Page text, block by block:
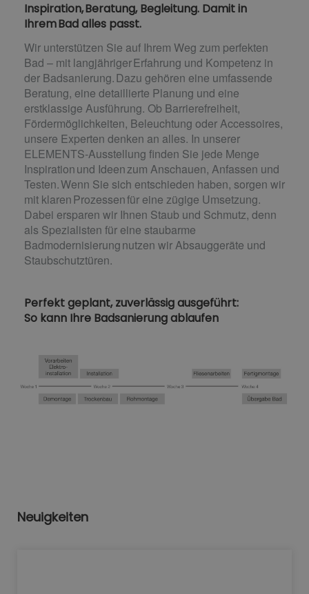
Inspiration, Beratung, Begleitung. Damit in
Ihrem Bad alles passt.
Wir unterstützen Sie auf Ihrem Weg zum perfekten
Bad – mit langjähriger Erfahrung und Kompetenz in
der Badsanierung. Dazu gehören eine umfassende
Beratung, eine detaillierte Planung und eine
erstklassige Ausführung. Ob Barrierefreiheit,
Fördermöglichkeiten, Beleuchtung oder Accessoires,
unsere Experten denken an alles. In unserer
ELEMENTS-Ausstellung finden Sie jede Menge
Inspiration und Ideen zum Anschauen, Anfassen und
Testen. Wenn Sie sich entschieden haben, sorgen wir
mit klaren Prozessen für eine zügige Umsetzung.
Dabei ersparen wir Ihnen Staub und Schmutz, denn
als Spezialisten für eine staubarme
Badmodernisierung nutzen wir Absauggeräte und
Staubschutztüren.
Perfekt geplant, zuverlässig ausgeführt:
So kann Ihre Badsanierung ablaufen
Neuigkeiten